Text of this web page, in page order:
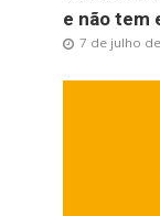
e não tem
7 de julho